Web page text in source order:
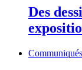
Des
Communiqués